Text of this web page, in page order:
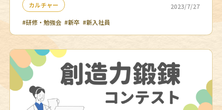
カルチャー
2023/7/27
#研修・勉強会 #新卒 #新入社員